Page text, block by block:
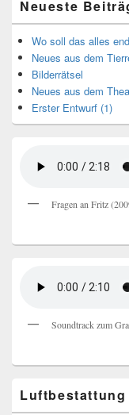
Neueste
Wo soll das alles
Neues aus dem
Bilderrätsel
Neues aus dem
Erster Entwurf (1)
Fragen an Fritz
Soundtrack zum
Luftbestattung